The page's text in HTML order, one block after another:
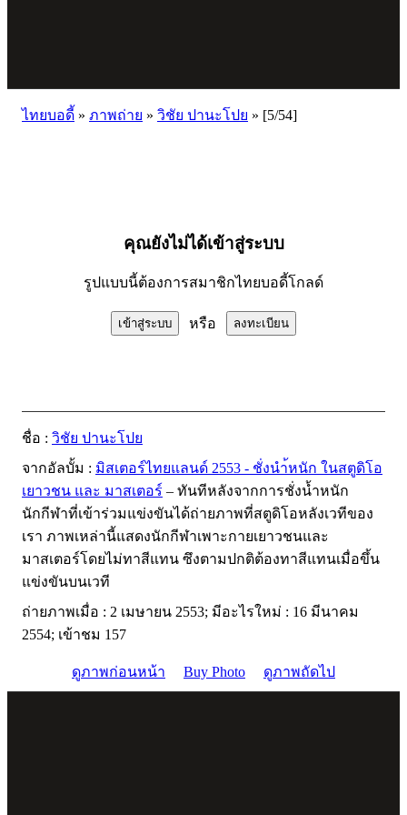
ไทยบอดี้ » ภาพถ่าย » วิชัย ปานะโปย » [5/54]
คุณยังไม่ได้เข้าสู่ระบบ
รูปแบบนี้ต้องการสมาชิกไทยบอดี้โกลด์
หรือ
ชื่อ : วิชัย ปานะโปย
จากอัลบั้ม : มิสเตอร์ไทยแลนด์ 2553 - ชั่งนำ้หนัก ในสตูดิโอ
เยาวชน และ มาสเตอร์ – ทันทีหลังจากการชั่งน้ำหนัก
นักกีฬาที่เข้าร่วมแข่งขันได้ถ่ายภาพที่สตูดิโอหลังเวทีของ
เรา ภาพเหล่านี้แสดงนักกีฬาเพาะกายเยาวชนและ
มาสเตอร์โดยไม่ทาสีแทน ซึงตามปกติต้องทาสีแทนเมื่อขึ้น
แข่งขันบนเวที
ถ่ายภาพเมื่อ : 2 เมษายน 2553; มีอะไรใหม่ : 16 มีนาคม
2554; เข้าชม 157
ดูภาพก่อนหน้า Buy Photo ดูภาพถัดไป